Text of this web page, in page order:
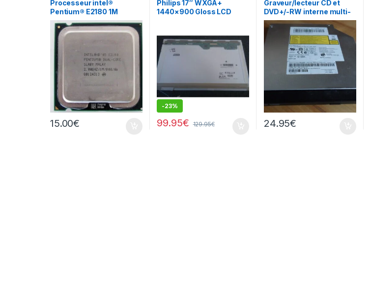
Processeur intel®
Pentium® E2180 1M
Cache, 2.00 GHz, 800
MHz FSB
15.00€
Philips 17″ WXGA+
1440×900 Gloss LCD
-23%
99.95€ 129.95€
Graveur/lecteur CD et
DVD+/-RW interne multi-
recorder portable AD-
7585H
24.95€